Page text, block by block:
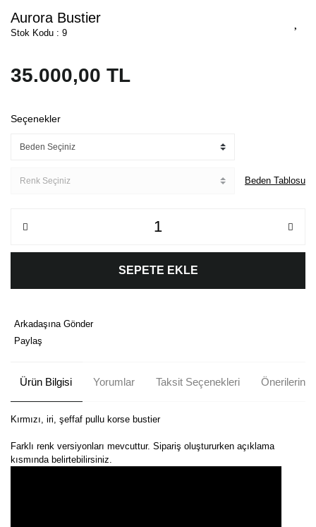
Aurora Bustier
Stok Kodu : 9
35.000,00 TL
Seçenekler
Beden Tablosu
SEPETE EKLE
Arkadaşına Gönder
Paylaş
Ürün Bilgisi Yorumlar Taksit Seçenekleri Önerileriniz
Kırmızı, iri, şeffaf pullu korse bustier
Farklı renk versiyonları mevcuttur. Sipariş oluştururken açıklama
kısmında belirtebilirsiniz.